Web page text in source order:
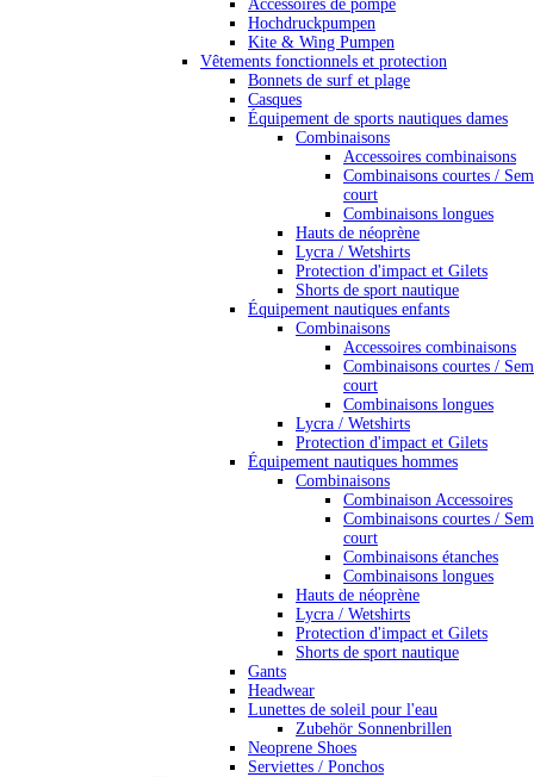
Accessoires de pompe
Hochdruckpumpen
Kite & Wing Pumpen
Vêtements fonctionnels et protection
Bonnets de surf et plage
Casques
Équipement de sports nautiques dames
Combinaisons
Accessoires combinaisons
Combinaisons courtes /
court
Combinaisons longues
Hauts de néoprène
Lycra / Wetshirts
Protection d'impact et Gilets
Shorts de sport nautique
Équipement nautiques enfants
Combinaisons
Accessoires combinaisons
Combinaisons courtes /
court
Combinaisons longues
Lycra / Wetshirts
Protection d'impact et Gilets
Équipement nautiques hommes
Combinaisons
Combinaison Accessoires
Combinaisons courtes /
court
Combinaisons étanches
Combinaisons longues
Hauts de néoprène
Lycra / Wetshirts
Protection d'impact et Gilets
Shorts de sport nautique
Gants
Headwear
Lunettes de soleil pour l'eau
Zubehör Sonnenbrillen
Neoprene Shoes
Serviettes / Ponchos